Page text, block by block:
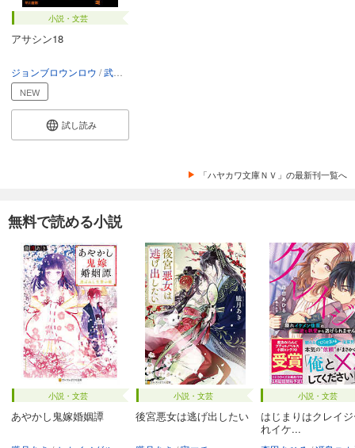
小説・文芸
アサシン18
ジョンブロウンロウ 武藤陽生
NEW
試し読み
「ハヤカワ文庫ＮＶ」の最新刊一覧へ
無料で読める小説
小説・文芸
あやかし鬼嫁婚姻譚
小説・文芸
後宮悪女は逃げ出したい
小説・文芸
はじまりはクレイ
れイケ...